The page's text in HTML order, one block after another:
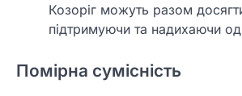
Козоріг можуть разом
підтримуючи та надихаючи
Помірна сумісність